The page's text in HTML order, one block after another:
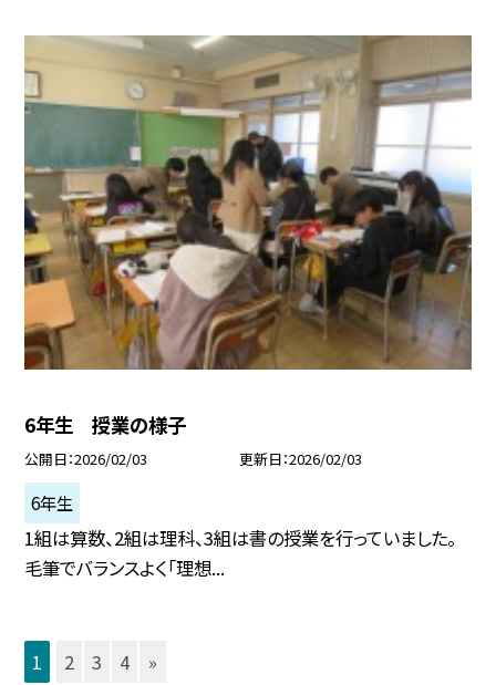
6年生 授業の様子
公開日 2026/02/03 更新日 2026/02/03
6年生
1組は算数、2組は理科、3組は書の授業を行っていました。
毛筆でバランスよく「理想...
1 2 3 4 »